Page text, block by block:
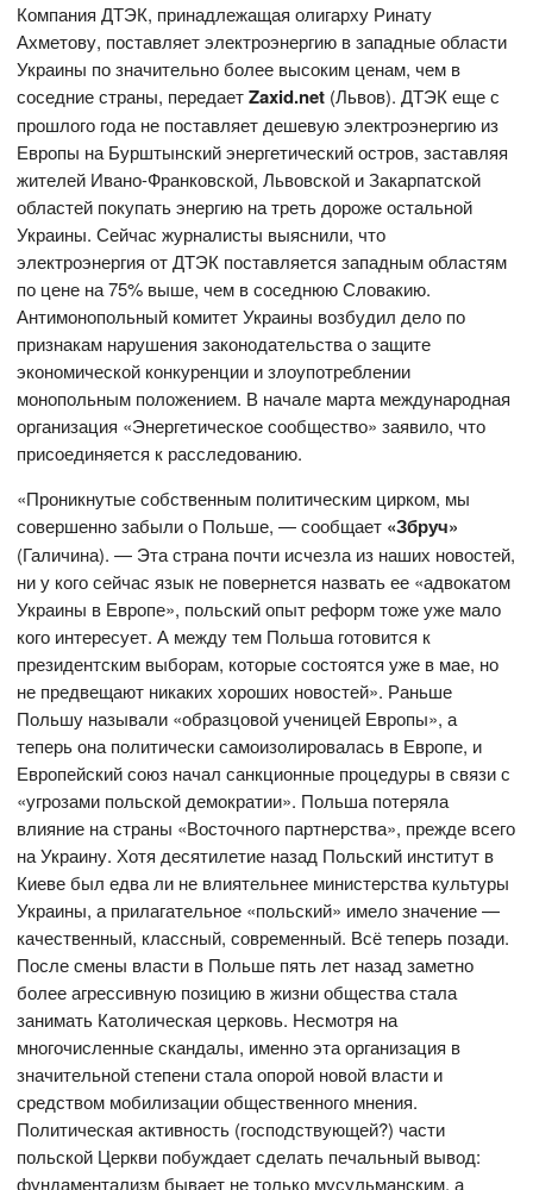
Компания ДТЭК, принадлежащая олигарху Ринату
Ахметову, поставляет электроэнергию в западные области
Украины по значительно более высоким ценам, чем в
соседние страны, передаетZaxid.net (Львов). ДТЭК еще с
прошлого года не поставляет дешевую электроэнергию из
Европы на Бурштынский энергетический остров, заставляя
жителей Ивано-Франковской, Львовской и Закарпатской
областей покупать энергию на треть дороже остальной
Украины. Сейчас журналисты выяснили, что
электроэнергия от ДТЭК поставляется западным областям
по цене на 75% выше, чем в соседнюю Словакию.
Антимонопольный комитет Украины возбудил дело по
признакам нарушения законодательства о защите
экономической конкуренции и злоупотреблении
монопольным положением. В начале марта международная
организация «Энергетическое сообщество» заявило, что
присоединяется к расследованию.
«Проникнутые собственным политическим цирком, мы
совершенно забыли о Польше, — сообщает «Збруч»
(Галичина). — Эта страна почти исчезла из наших новостей,
ни у кого сейчас язык не повернется назвать ее «адвокатом
Украины в Европе», польский опыт реформ тоже уже мало
кого интересует. А между тем Польша готовится к
президентским выборам, которые состоятся уже в мае, но
не предвещают никаких хороших новостей». Раньше
Польшу называли «образцовой ученицей Европы», а
теперь она политически самоизолировалась в Европе, и
Европейский союз начал санкционные процедуры в связи с
«угрозами польской демократии». Польша потеряла
влияние на страны «Восточного партнерства», прежде всего
на Украину. Хотя десятилетие назад Польский институт в
Киеве был едва ли не влиятельнее министерства культуры
Украины, а прилагательное «польский» имело значение —
качественный, классный, современный. Всё теперь позади.
После смены власти в Польше пять лет назад заметно
более агрессивную позицию в жизни общества стала
занимать Католическая церковь. Несмотря на
многочисленные скандалы, именно эта организация в
значительной степени стала опорой новой власти и
средством мобилизации общественного мнения.
Политическая активность (господствующей?) части
польской Церкви побуждает сделать печальный вывод:
фундаментализм бывает не только мусульманским, а